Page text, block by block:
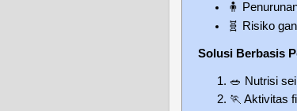
🧍
🧬 Risiko
Solusi Berbasis
🥗 Nutrisi
🏃 Aktivitas